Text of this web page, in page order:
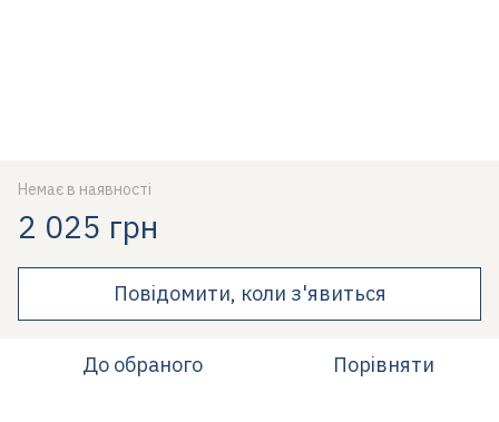
Немає в наявності
2 025 грн
Повідомити, коли з'явиться
До обраного Порівняти